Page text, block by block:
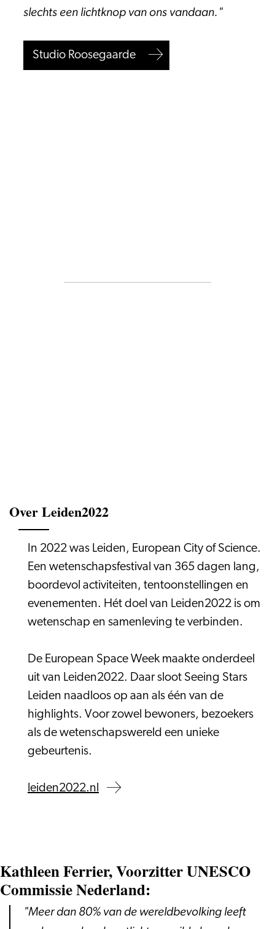
slechts een lichtknop van ons vandaan."
Studio Roosegaarde
Over Leiden2022
In 2022 was Leiden, European City of Science.
Een wetenschapsfestival van 365 dagen lang,
boordevol activiteiten, tentoonstellingen en
evenementen. Hét doel van Leiden2022 is om
wetenschap en samenleving te verbinden.
De European Space Week maakte onderdeel
uit van Leiden2022. Daar sloot Seeing Stars
Leiden naadloos op aan als één van de
highlights. Voor zowel bewoners, bezoekers
als de wetenschapswereld een unieke
gebeurtenis.
leiden2022.nl
Kathleen Ferrier, Voorzitter UNESCO
Commissie Nederland:
"Meer dan 80% van de wereldbevolking leeft